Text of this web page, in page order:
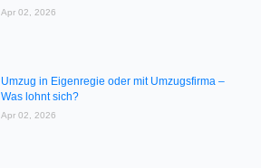
Apr 02, 2026
Umzug in Eigenregie oder mit Umzugsfirma –
Was lohnt sich?
Apr 02, 2026